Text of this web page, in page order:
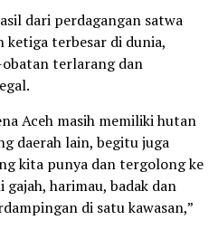
dari perdagangan satwa
terbesar di dunia,
terlarang dan
Aceh masih memiliki hutan
daerah lain, begitu juga
kita punya dan tergolong ke
harimau, badak dan
di satu kawasan,”